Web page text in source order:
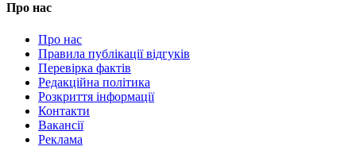
Про нас
Про нас
Правила публікації відгуків
Перевірка фактів
Редакційна політика
Розкриття інформації
Контакти
Вакансії
Реклама